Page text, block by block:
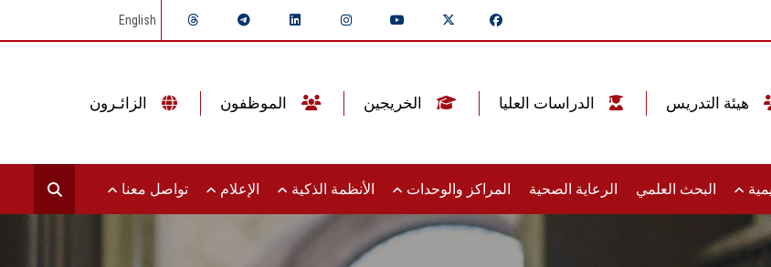
English
البحث العلمي الرعاية الصحية المراكز والوحدات الأنظمة الذكية الإعلام تواصل معنا